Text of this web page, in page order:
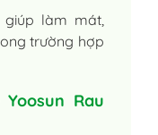
làm mát,
trường hợp
Rau